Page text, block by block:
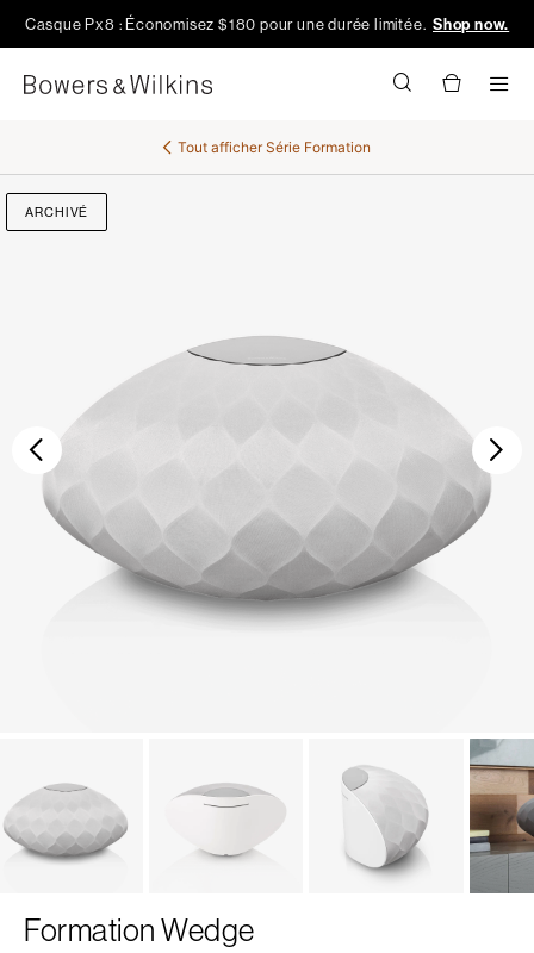
Casque Px8 : Économisez $180 pour une durée limitée. Shop now.
Tout afficher Série Formation
ARCHIVÉ
Précédent
Formation Wedge